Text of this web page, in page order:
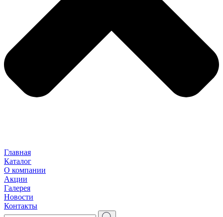
Главная
Каталог
О компании
Акции
Галерея
Новости
Контакты